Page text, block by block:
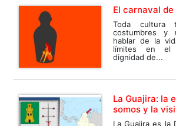
El carnaval
Toda cultura
costumbres
hablar de la
límites en el
dignidad de...
La Guajira: la
somos y la
La Guajira es la